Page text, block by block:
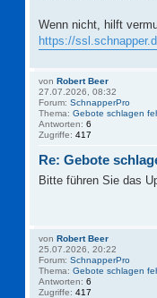
Wenn nicht, hilft
https://
von Robert Beer
27.07.2026, 08:32
Forum: SchnapperPro
Thema: Gebote schlagen
Antworten: 6
Zugriffe: 417
Re: Gebote
Bitte führen Sie das
von Robert Beer
25.07.2026, 20:22
Forum: SchnapperPro
Thema: Gebote schlagen
Antworten: 6
Zugriffe: 417